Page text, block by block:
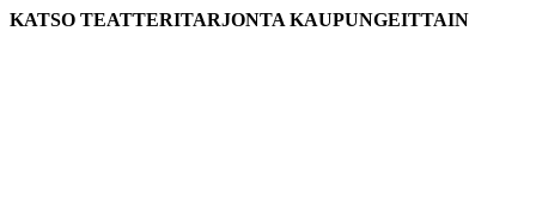
KATSO TEATTERITARJONTA KAUPUNGEITTAIN